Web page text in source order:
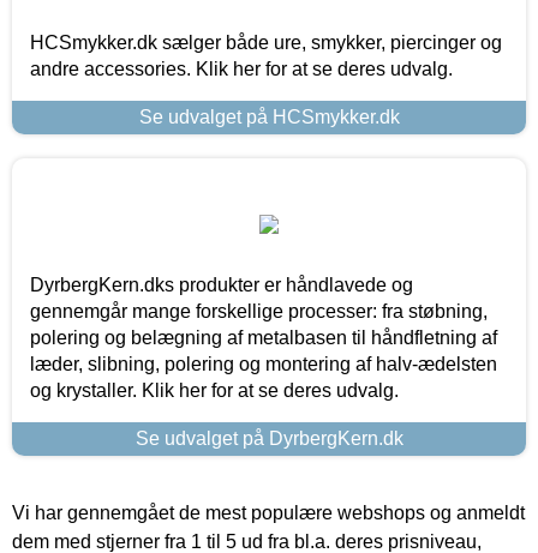
HCSmykker.dk sælger både ure, smykker, piercinger og
andre accessories. Klik her for at se deres udvalg.
Se udvalget på HCSmykker.dk
DyrbergKern.dks produkter er håndlavede og
gennemgår mange forskellige processer: fra støbning,
polering og belægning af metalbasen til håndfletning af
læder, slibning, polering og montering af halv-ædelsten
og krystaller. Klik her for at se deres udvalg.
Se udvalget på DyrbergKern.dk
Vi har gennemgået de mest populære webshops og anmeldt
dem med stjerner fra 1 til 5 ud fra bl.a. deres prisniveau,